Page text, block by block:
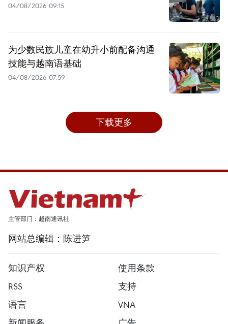
04/08/2026 09:15
为少数民族儿童在幼升小前配备沟通
技能与越南语基础
04/08/2026 07:59
下载更多
主管部门：越南通讯社
网站总编辑：陈进笋
知识产权
使用条款
RSS
支持
语言
VNA